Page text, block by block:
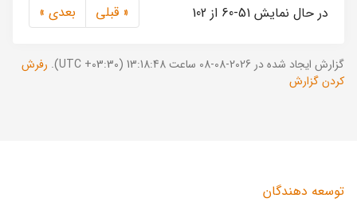
در حال نمایش 51-60 از 102 « قبلی بعدی »
گزارش ایجاد شده در 2026-08-08 ساعت 13:18:48 (UTC +03:30).
رفرش
کردن گزارش
توسعه دهندگان